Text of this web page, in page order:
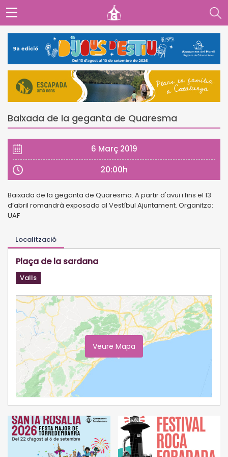
Baixada de la geganta de Quaresma
6 Març 2019
20:00h
Baixada de la geganta de Quaresma. A partir d'avui i fins el 13
d’abril romandrà exposada al Vestíbul Ajuntament. Organitza:
UAF
Localització
Plaça de la sardana
Valls
Veure Mapa